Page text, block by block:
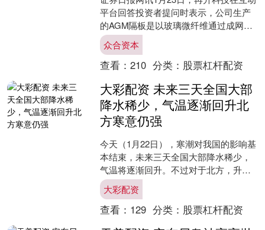
平台回答投资者提问时表示，公司生产
的AGM隔板是以玻璃微纤维通过成网工
艺制成的质地均匀的薄片状柔性材料，
是阀控密封铅酸蓄电....
众合资本
查看： 210 分类： 股票杠杆配资
大彩配资 未来三天全国大部
降水稀少，气温逐渐回升北
方寒意仍强
今天（1月22日），寒潮对我国的影响基
本结束，未来三天全国大部降水稀少，
气温将逐渐回升。不过对于北方，升温
较为缓慢，气温将持续低迷大彩配资，
并且25日起随着新一....
大彩配资
查看： 129 分类： 股票杠杆配资